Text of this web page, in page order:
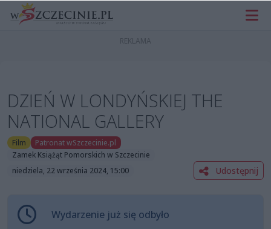
DZIEŃ W LONDYŃSKIEJ THE
NATIONAL GALLERY
Film
Patronat wSzczecinie.pl
Zamek Książąt Pomorskich w Szczecinie
niedziela, 22 września 2024, 15:00
Udostępnij
Wydarzenie już się odbyło